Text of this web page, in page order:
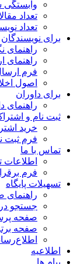
وابستگی
تعداد
تعداد
برای نویسندگان
راهنمای
راهنمای
فرم
اصول
برای داوران
راهنمای
ثبت نام و
خرید
فرم ثبت
تماس با ما
فرم
تسهیلات پایگاه
راهنمای
جستجو در
صفحه
صفحه
اطلاعیه
پیام ها